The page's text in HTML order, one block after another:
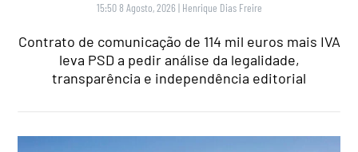
15:50 8 Agosto, 2026 | Henrique Dias Freire
Contrato de comunicação de 114 mil euros mais IVA
leva PSD a pedir análise da legalidade,
transparência e independência editorial